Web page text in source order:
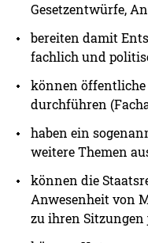
Gesetzentwürfe,
bereiten damit
fachlich und
können
durchführen
haben ein
weitere Themen
können die
Anwesenheit von
zu ihren